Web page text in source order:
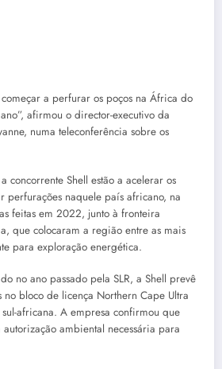
começar a perfurar os poços na África do
afirmou o director-executivo da
numa teleconferência sobre os
concorrente Shell estão a acelerar os
perfurações naquele país africano, na
feitas em 2022, junto à fronteira
que colocaram a região entre as mais
para exploração energética.
no ano passado pela SLR, a Shell prevê
bloco de licença Northern Cape Ultra
africana. A empresa confirmou que
ambiental necessária para